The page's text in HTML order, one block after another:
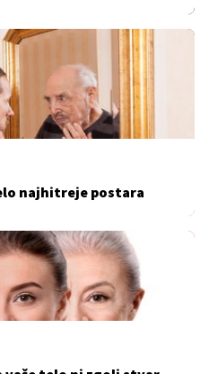
najhitreje postara